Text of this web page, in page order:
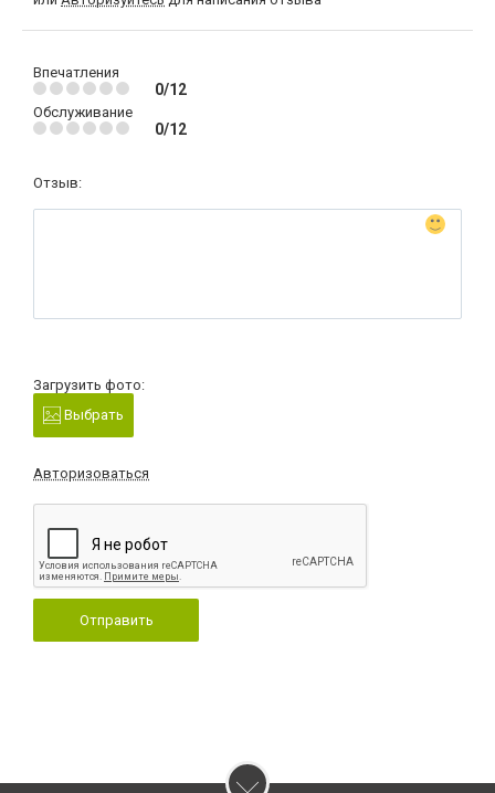
Впечатления
0/12
Обслуживание
0/12
Отзыв:
Загрузить фото:
Выбрать
Авторизоваться
Отправить